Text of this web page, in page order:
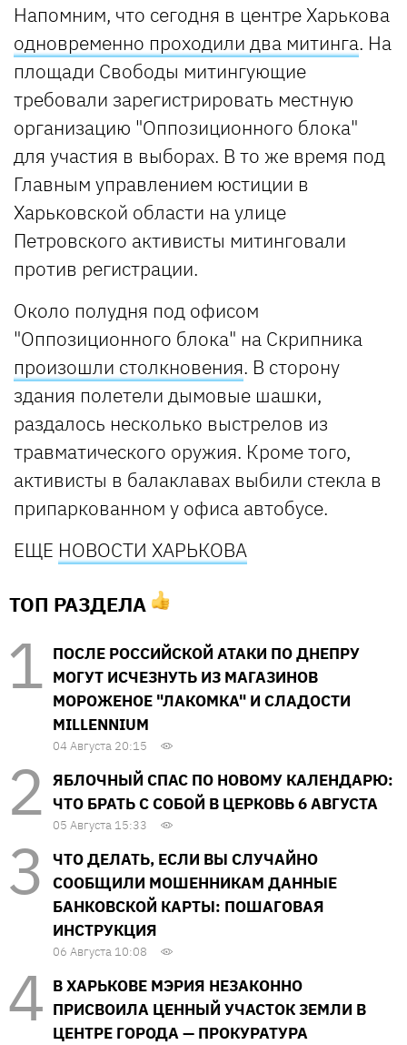
Напомним, что сегодня в центре Харькова
одновременно проходили два митинга. На
площади Свободы митингующие
требовали зарегистрировать местную
организацию "Оппозиционного блока"
для участия в выборах. В то же время под
Главным управлением юстиции в
Харьковской области на улице
Петровского активисты митинговали
против регистрации.
Около полудня под офисом
"Оппозиционного блока" на Скрипника
произошли столкновения. В сторону
здания полетели дымовые шашки,
раздалось несколько выстрелов из
травматического оружия. Кроме того,
активисты в балаклавах выбили стекла в
припаркованном у офиса автобусе.
ЕЩЕ НОВОСТИ ХАРЬКОВА
ТОП РАЗДЕЛА
ПОСЛЕ РОССИЙСКОЙ АТАКИ ПО ДНЕПРУ
МОГУТ ИСЧЕЗНУТЬ ИЗ МАГАЗИНОВ
МОРОЖЕНОЕ "ЛАКОМКА" И СЛАДОСТИ
MILLENNIUM
04 Августа 20:15
ЯБЛОЧНЫЙ СПАС ПО НОВОМУ КАЛЕНДАРЮ:
ЧТО БРАТЬ С СОБОЙ В ЦЕРКОВЬ 6 АВГУСТА
05 Августа 15:33
ЧТО ДЕЛАТЬ, ЕСЛИ ВЫ СЛУЧАЙНО
СООБЩИЛИ МОШЕННИКАМ ДАННЫЕ
БАНКОВСКОЙ КАРТЫ: ПОШАГОВАЯ
ИНСТРУКЦИЯ
06 Августа 10:08
В ХАРЬКОВЕ МЭРИЯ НЕЗАКОННО
ПРИСВОИЛА ЦЕННЫЙ УЧАСТОК ЗЕМЛИ В
ЦЕНТРЕ ГОРОДА — ПРОКУРАТУРА